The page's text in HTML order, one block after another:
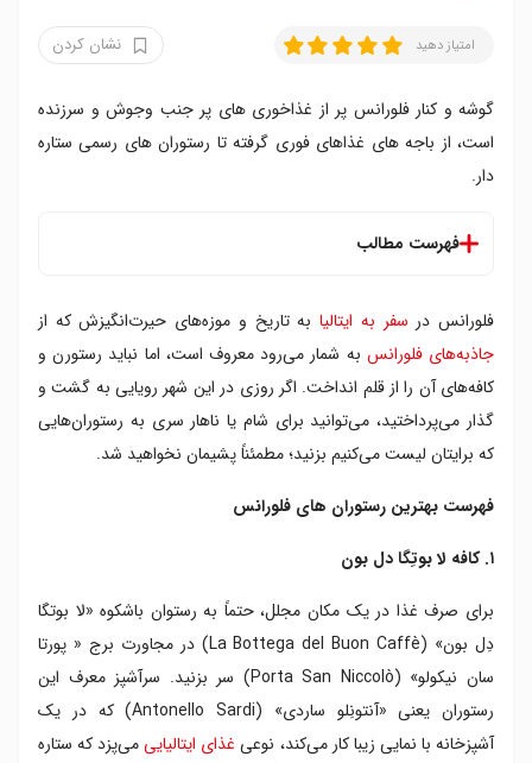
امتیاز دهید نشان کردن
گوشه و کنار فلورانس پر از غذاخوری های پر جنب وجوش و سرزنده
است، از باجه های غذاهای فوری گرفته تا رستوران های رسمی ستاره
دار.
فهرست مطالب
۱. کافه لا بوتِگا دل بون
۲. رستوران بورو و اَچوگه
۳. رستوران ایل سانتو بِویتوره
۴. رستوران اینو
۵. رستوران روجِرو
۷. رستورانی با ۵۰ طعم
۹. رستوران مانجا پیتزای فلورانس
فلورانس در سفر به ایتالیابه تاریخ و موزه‌های حیرت‌انگیزش که از
جاذبه‌های فلورانس به شمار می‌رود معروف است، اما نباید رستورن‌ و
کافه‌های آن را از قلم انداخت. اگر روزی در این شهر رویایی به گشت و
گذار می‌پرداختید، می‌توانید برای شام یا ناهار سری به رستوران‌هایی
که برایتان لیست می‌کنیم بزنید؛ مطمئناً پشیمان‌ نخواهید شد.
فهرست بهترین رستوران های فلورانس
۱. کافه لا بوتِگا دل بون
برای صرف غذا در یک مکان مجلل، حتماً به رستوان باشکوه «لا بوتگا
دِل بون» (La Bottega del Buon Caffè) در مجاورت برج « پورتا
سان نیکولو» (Porta San Niccolò) سر بزنید. سرآشپز معرف این
رستوران یعنی «آنتونِلو ساردی» (Antonello Sardi) که در یک
آشپزخانه با نمایی زیبا کار می‌کند، نوعی غذای ایتالیاییمی‌پزد که ستاره